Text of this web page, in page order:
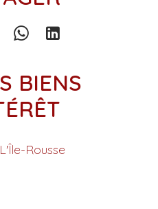
BIENS
Rousse